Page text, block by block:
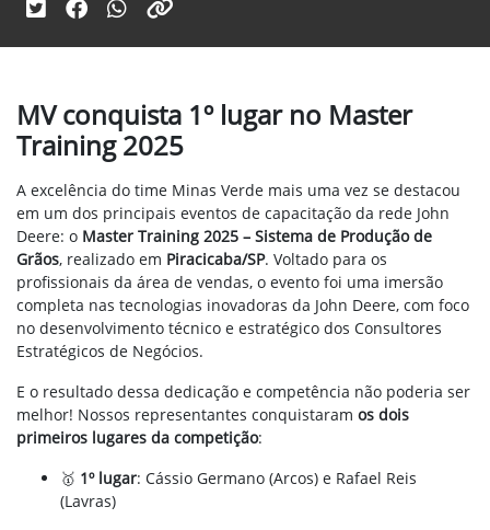
MV conquista 1º lugar no Master
Training 2025
A excelência do time Minas Verde mais uma vez se destacou
em um dos principais eventos de capacitação da rede John
Deere: o Master Training 2025 – Sistema de Produção de
Grãos, realizado em Piracicaba/SP. Voltado para os
profissionais da área de vendas, o evento foi uma imersão
completa nas tecnologias inovadoras da John Deere, com foco
no desenvolvimento técnico e estratégico dos Consultores
Estratégicos de Negócios.
E o resultado dessa dedicação e competência não poderia ser
melhor! Nossos representantes conquistaram os dois
primeiros lugares da competição:
🥇 1º lugar: Cássio Germano (Arcos) e Rafael Reis
(Lavras)